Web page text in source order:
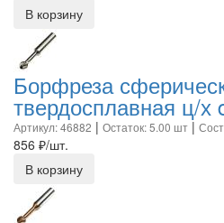
В корзину
Борфреза
твердосплавная ц/х
Артикул: 46882 | Остаток: 5.00 шт |
856 ₽/шт.
В корзину